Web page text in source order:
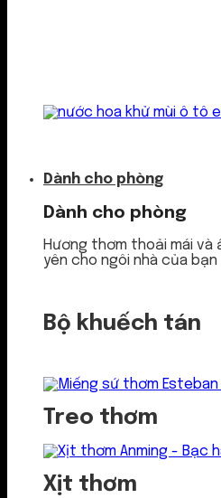
Dành cho phòng
Dành cho phòng
Hương thơm thoải mái và
yên cho ngôi nhà của bạn
Bộ khuếch tán
Treo thơm
Xịt thơm